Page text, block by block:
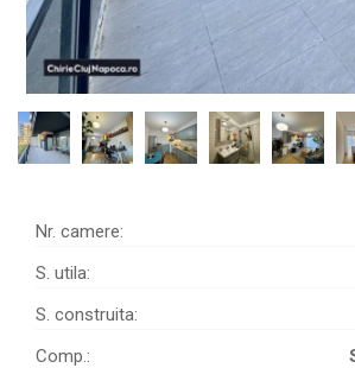
Nr. camere:
S. utila:
S. construita:
Comp.: